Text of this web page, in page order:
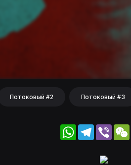
Потоковый #2 Потоковый #3
WhatsApp
Telegram
Viber